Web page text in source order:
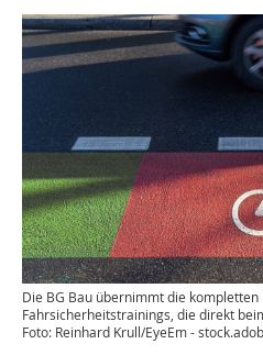
Die BG Bau übernimmt die kompletten
Fahrsicherheitstrainings, die direkt
Foto: Reinhard Krull/EyeEm -